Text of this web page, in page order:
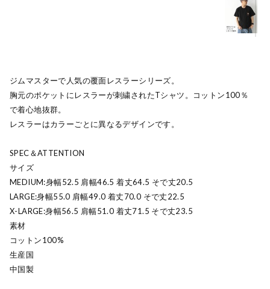
ジムマスターで人気の覆面レスラーシリーズ。
胸元のポケットにレスラーが刺繍されたTシャツ。コットン100％
で着心地抜群。
レスラーはカラーごとに異なるデザインです。
SPEC＆ATTENTION
サイズ
MEDIUM:身幅52.5 肩幅46.5 着丈64.5 そで丈20.5
LARGE:身幅55.0 肩幅49.0 着丈70.0 そで丈22.5
X-LARGE:身幅56.5 肩幅51.0 着丈71.5 そで丈23.5
素材
コットン100%
生産国
中国製